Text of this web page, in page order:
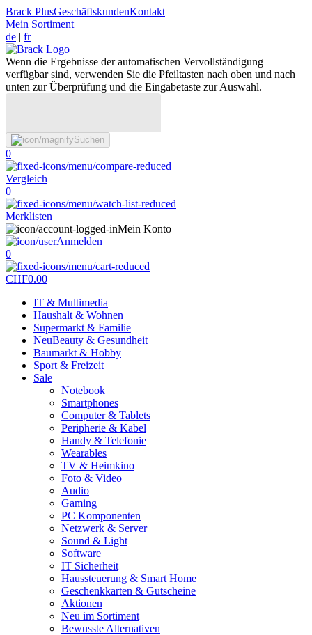
Brack PlusGeschäftskundenKontakt
Mein Sortiment
de | fr
Wenn die Ergebnisse der automatischen Vervollständigung
verfügbar sind, verwenden Sie die Pfeiltasten nach oben und nach
unten zur Überprüfung und die Eingabetaste zur Auswahl.
Suchen
0
Vergleich
0
Merklisten
Mein Konto
Anmelden
0
CHF0.00
IT & Multimedia
Haushalt & Wohnen
Supermarkt & Familie
NeuBeauty & Gesundheit
Baumarkt & Hobby
Sport & Freizeit
Sale
Notebook
Smartphones
Computer & Tablets
Peripherie & Kabel
Handy & Telefonie
Wearables
TV & Heimkino
Foto & Video
Audio
Gaming
PC Komponenten
Netzwerk & Server
Sound & Light
Software
IT Sicherheit
Haussteuerung & Smart Home
Geschenkkarten & Gutscheine
Aktionen
Neu im Sortiment
Bewusste Alternativen